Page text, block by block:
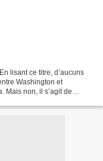
lisant ce titre, d’aucuns
Washington et
Mais non, il s’agit de